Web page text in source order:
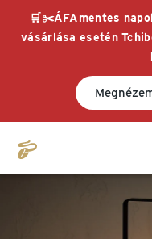
🛒✂️ÁFAmentes
vásárlása esetén